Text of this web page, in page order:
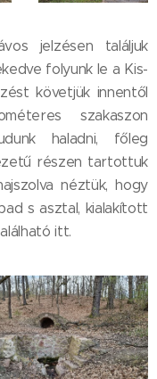
jelzésen találjuk
folyunk le a Kis-
követjük innentől
szakaszon
haladni, főleg
részen tartottuk
néztük, hogy
s asztal, kialakított
itt.